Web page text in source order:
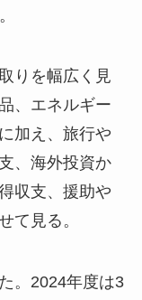
りを幅広く見
、エネルギー
加え、旅行や
、海外投資か
収支、援助や
て見る。
。2024年度は3